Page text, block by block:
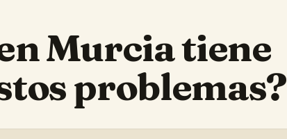
Murciatiene
problemas?